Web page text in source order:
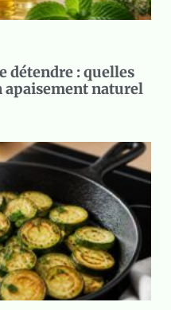
détendre : quelles
naturel